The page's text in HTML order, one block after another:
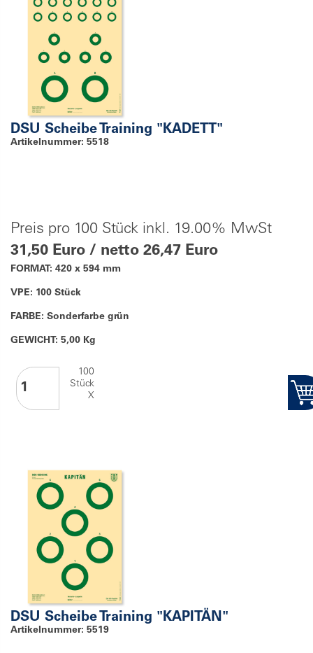
DSU Scheibe Training "KADETT"
Artikelnummer: 5518
Preis pro 100 Stück inkl. 19.00% MwSt
31,50 Euro / netto 26,47 Euro
FORMAT: 420 x 594 mm
VPE: 100 Stück
FARBE: Sonderfarbe grün
GEWICHT: 5,00 Kg
100
Stück
X
DSU Scheibe Training "KAPITÄN"
Artikelnummer: 5519